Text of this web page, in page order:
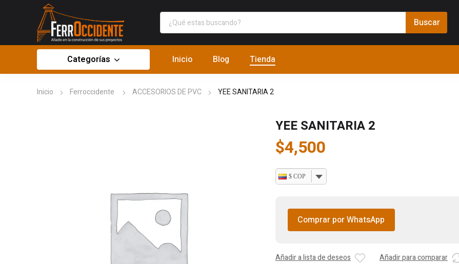
Categorías Inicio Blog Tienda
Inicio Ferroccidente ACCESORIOS DE PVC YEE SANITARIA 2
YEE SANITARIA 2
$4,500
$ COP
Comprar por WhatsApp
Añadir a lista de deseos Añadir para comparar